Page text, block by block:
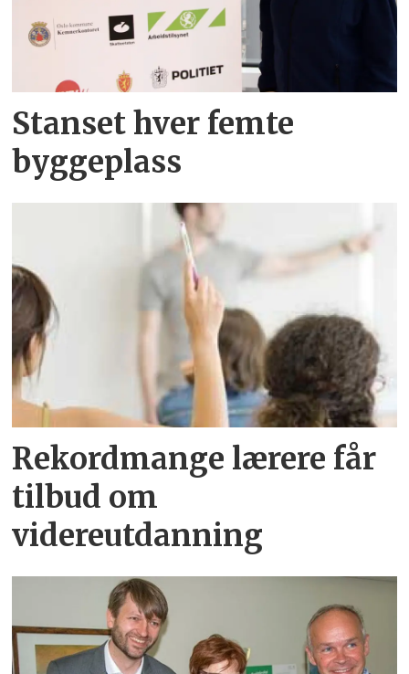
Stanset hver femte
byggeplass
Rekordmange lærere får
tilbud om
videreutdanning